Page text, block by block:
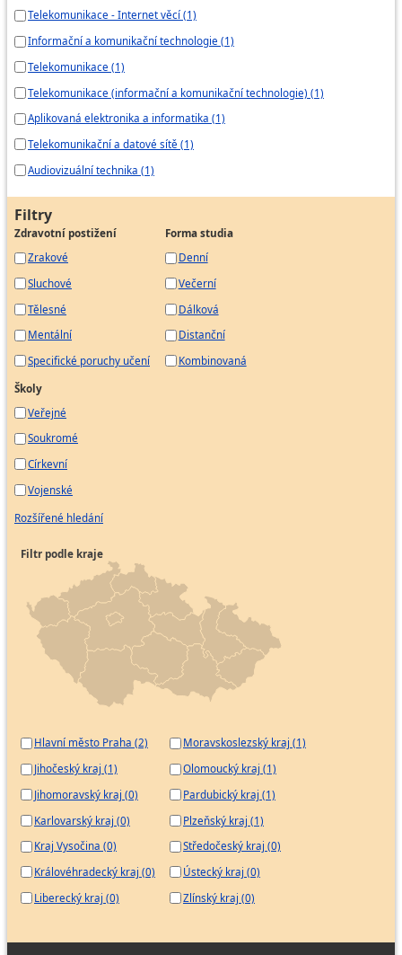
Elektrotechnik měřících přístrojů
Hasič - technik
Vrchní inspektor - technik komunikační a
Telekomunikace - Internet věcí (1)
Informační a komunikační technologie (1)
Telekomunikace (1)
Telekomunikace (informační a komunikační technologie) (1)
Aplikovaná elektronika a informatika (1)
Telekomunikační a datové sítě (1)
Audiovizuální technika (1)
Filtry
Zdravotní postižení
Zrakové
Sluchové
Tělesné
Mentální
Specifické poruchy učení
Forma studia
Denní
Večerní
Dálková
Distanční
Kombinovaná
Školy
Veřejné
Soukromé
Církevní
Vojenské
Rozšířené hledání
Filtr podle kraje
Hlavní město Praha (2)
Jihočeský kraj (1)
Jihomoravský kraj (0)
Karlovarský kraj (0)
Kraj Vysočina (0)
Královéhradecký kraj (0)
Liberecký kraj (0)
Moravskoslezský kraj (1)
Olomoucký kraj (1)
Pardubický kraj (1)
Plzeňský kraj (1)
Středočeský kraj (0)
Ústecký kraj (0)
Zlínský kraj (0)